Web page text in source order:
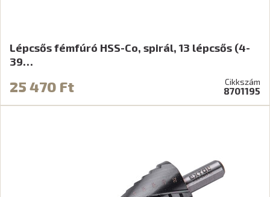
Lépcsős fémfúró HSS-Co, spirál, 13 lépcsős (4-
39…
25 470 Ft Cikkszám
8701195